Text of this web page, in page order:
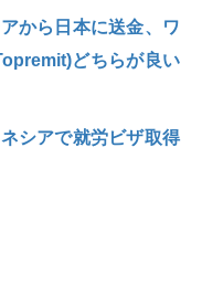
から日本に送金、ワ
どちらが良い
シアで就労ビザ取得